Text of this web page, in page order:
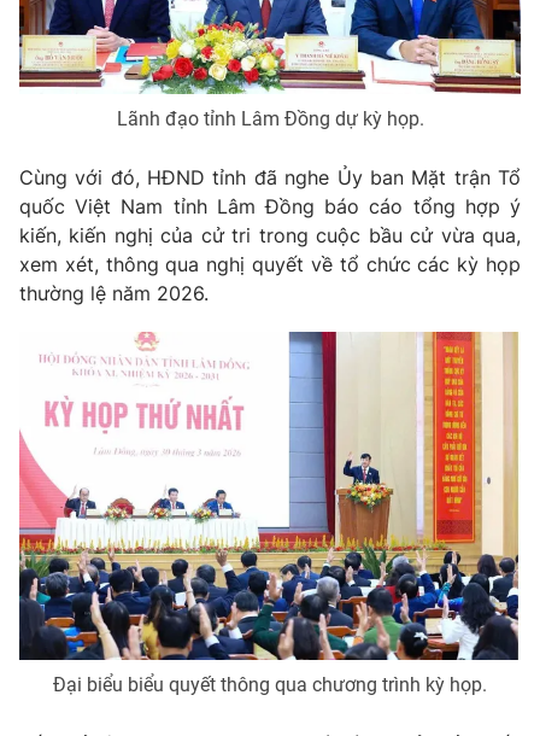
THỜI BÁO VTV
Theo dõi báo trên
Cơ quan chủ quản: Đài Truyền hình Việt Nam
Cơ quan báo chí:
Thời báo VTV
Giấy phép hoạt động báo in và báo điện tử số 483/GP-BTTTT
cấp ngày 29/12/2023
Phó Tổng Biên tập:
Nguyễn Thị Mỹ Hạnh, Phạm Quốc Thắng,
Nguyễn Trọng Ninh
Tổng đài VTV: 024.38 355 931 - 024.38 355 932
Ðiện thoại Thời báo VTV:
Email:
Liên hệ quảng cáo:024-7300.7108
Lãnh đạo tỉnh Lâm Đồng dự kỳ họp.
Cùng với đó, HĐND tỉnh đã nghe Ủy ban Mặt trận Tổ
quốc Việt Nam tỉnh Lâm Đồng báo cáo tổng hợp ý
kiến, kiến nghị của cử tri trong cuộc bầu cử vừa qua,
xem xét, thông qua nghị quyết về tổ chức các kỳ họp
thường lệ năm 2026.
Đại biểu biểu quyết thông qua chương trình kỳ họp.